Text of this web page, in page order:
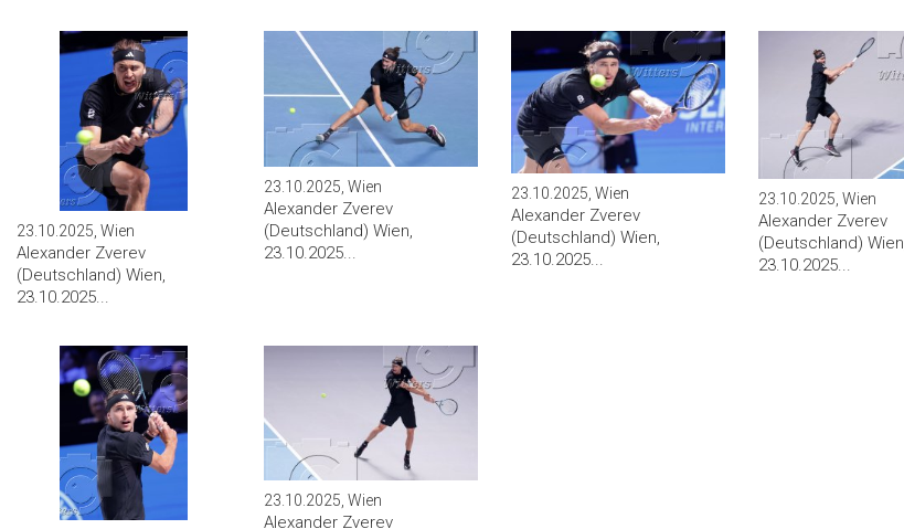
23.10.2025, Wien
Alexander Zverev
(Deutschland) Wien,
23.10.2025...
23.10.2025, Wien
Alexander Zverev
(Deutschland) Wien,
23.10.2025...
23.10.2025, Wien
Alexander Zverev
(Deutschland) Wien,
23.10.2025...
23.10.2025, Wien
Alexander Zverev
(Deutschland) Wien,
23.10.2025...
23.10.2025, Wien
Alexander Zverev